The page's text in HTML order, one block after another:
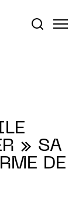
» SA
DE